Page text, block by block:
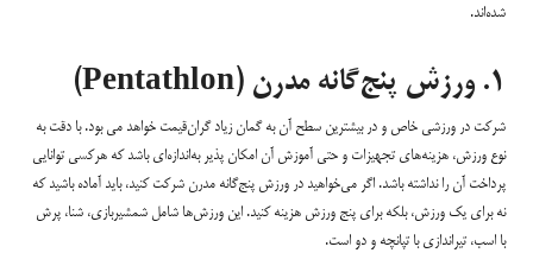
شده‌اند.
۱. ورزش پنج‌گانه مدرن (Pentathlon)
شرکت در ورزشی خاص و در بیشترین سطح آن به گمان زیاد گران‌قیمت خواهد می بود. با دقت به
نوع ورزش، هزینه‌های تجهیزات و حتی آموزش آن امکان پذیر به‌اندازه‌ای باشد که هرکسی توانایی
پرداخت آن را نداشته باشد. اگر می‌خواهید در ورزش پنج‌گانه مدرن شرکت کنید، باید آماده باشید که
نه برای یک ورزش، بلکه برای پنج ورزش هزینه کنید. این ورزش‌ها شامل شمشیربازی، شنا، پرش
با اسب، تیراندازی با تپانچه و دو است.